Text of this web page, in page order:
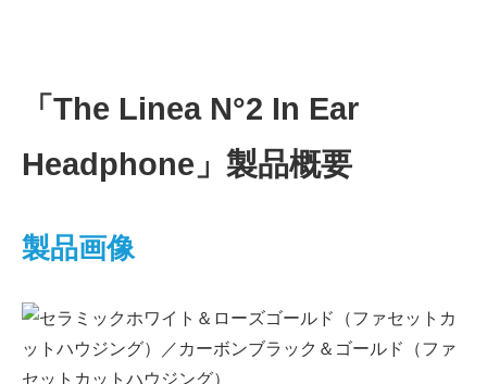
「The Linea N°2 In Ear
Headphone」製品概要
製品画像